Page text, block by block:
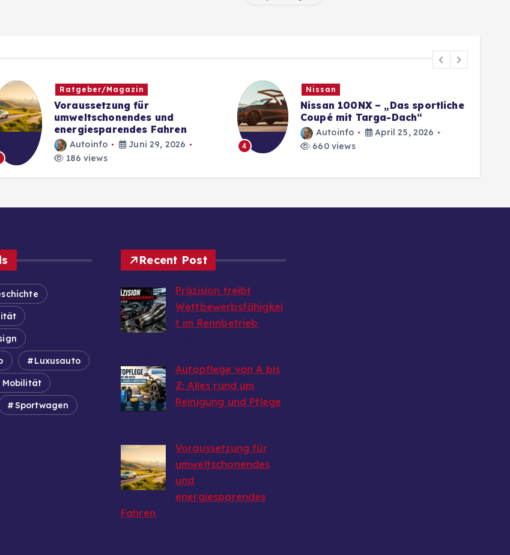
Ratgeber/Magazin
Voraussetzung für
umweltschonendes und
energiesparendes Fahren
Autoinfo
Juni 29, 2026
186 views
4
Nissan
Nissan 100NX – „Das sportliche
Coupé mit Targa-Dach“
Autoinfo
April 25, 2026
660 views
Luxusauto
Mobilität
Sportwagen
Recent Post
Präzision treibt
Wettbewerbsfähigkei
t im Rennbetrieb
Autopflege von A bis
Z: Alles rund um
Reinigung und Pflege
Voraussetzung für
umweltschonendes
und
energiesparendes
Fahren